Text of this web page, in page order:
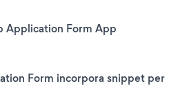
Application Form App
Form incorpora snippet per